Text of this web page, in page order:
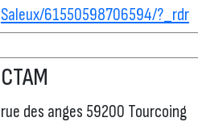
Saleux/61550598706594/?_rdr
CTAM
rue des anges 59200 Tourcoing